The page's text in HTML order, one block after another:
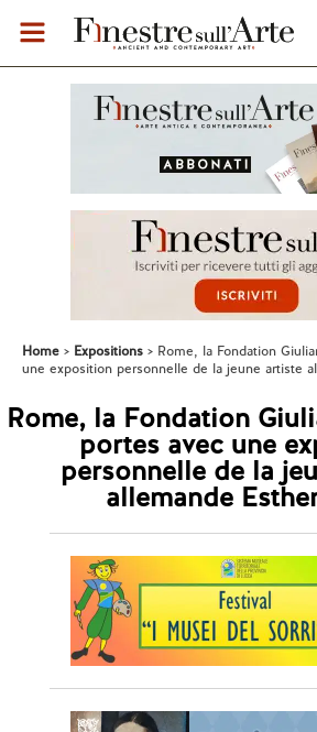
Home Expositions
Rome, la Fondation
une exposition personnelle de la jeune artiste
Rome, la Fondation
portes avec une
personnelle de la
allemande